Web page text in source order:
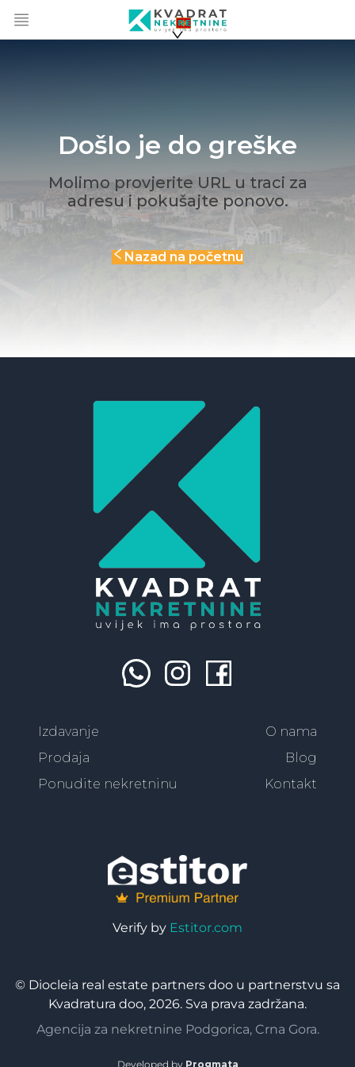
Došlo je do greške
Molimo provjerite URL u traci za
adresu i pokušajte ponovo.
Nazad na početnu
Izdavanje
Prodaja
Ponudite nekretninu
O nama
Blog
Kontakt
Verify by Estitor.com
© Diocleia real estate partners doo u partnerstvu sa
Kvadratura doo, 2026. Sva prava zadržana.
Agencija za nekretnine Podgorica, Crna Gora.
Developed by Progmata